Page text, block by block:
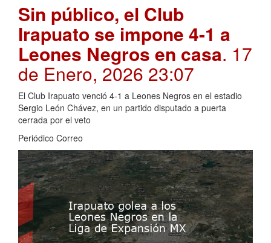
Sin público, el Club
Irapuato se impone 4-1 a
Leones Negros en casa. 17
de Enero, 2026 23:07
El Club Irapuato venció 4-1 a Leones Negros en el estadio
Sergio León Chávez, en un partido disputado a puerta
cerrada por el veto
Periódico Correo